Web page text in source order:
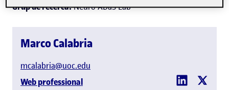
Grup de recerca:Neuro ADaS Lab
Marco Calabria
mcalabria@uoc.edu
Web professional